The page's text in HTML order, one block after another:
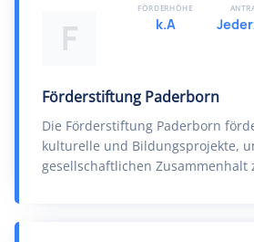
F
Förderstiftung Paderborn
Die Förderstiftung Paderborn
kulturelle und Bildungsprojekte,
gesellschaftlichen Zusammenhalt
FÖRDERHÖHE
k.A